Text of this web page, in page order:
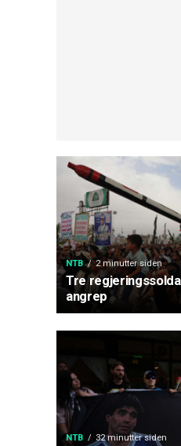
NTB 2 minutter siden
Tre
angrep
NTB 32 minutter siden